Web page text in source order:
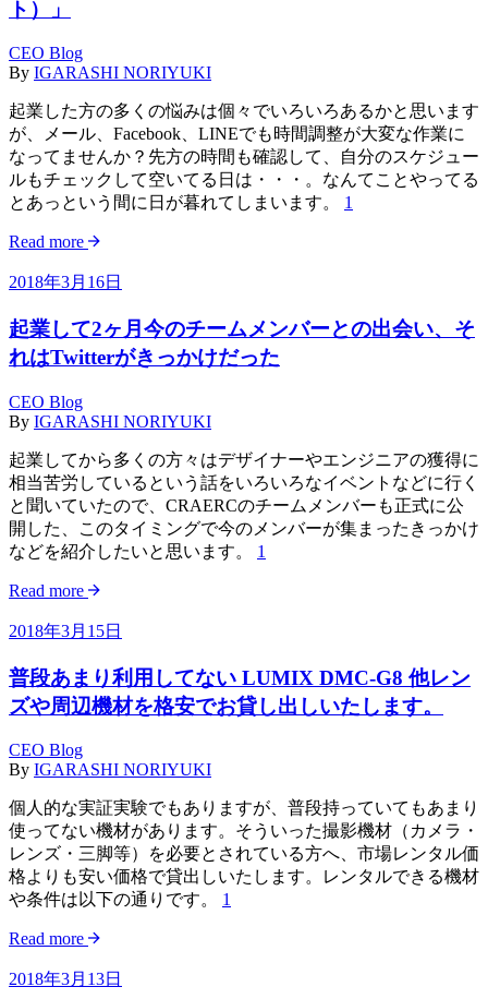
ト）」
CEO Blog
By IGARASHI NORIYUKI
起業した方の多くの悩みは個々でいろいろあるかと思います
が、メール、Facebook、LINEでも時間調整が大変な作業に
なってませんか？先方の時間も確認して、自分のスケジュー
ルもチェックして空いてる日は・・・。なんてことやってる
とあっという間に日が暮れてしまいます。 1
Read more
2018年3月16日
起業して2ヶ月今のチームメンバーとの出会い、そ
れはTwitterがきっかけだった
CEO Blog
By IGARASHI NORIYUKI
起業してから多くの方々はデザイナーやエンジニアの獲得に
相当苦労しているという話をいろいろなイベントなどに行く
と聞いていたので、CRAERCのチームメンバーも正式に公
開した、このタイミングで今のメンバーが集まったきっかけ
などを紹介したいと思います。 1
Read more
2018年3月15日
普段あまり利用してない LUMIX DMC-G8 他レン
ズや周辺機材を格安でお貸し出しいたします。
CEO Blog
By IGARASHI NORIYUKI
個人的な実証実験でもありますが、普段持っていてもあまり
使ってない機材があります。そういった撮影機材（カメラ・
レンズ・三脚等）を必要とされている方へ、市場レンタル価
格よりも安い価格で貸出しいたします。レンタルできる機材
や条件は以下の通りです。 1
Read more
2018年3月13日